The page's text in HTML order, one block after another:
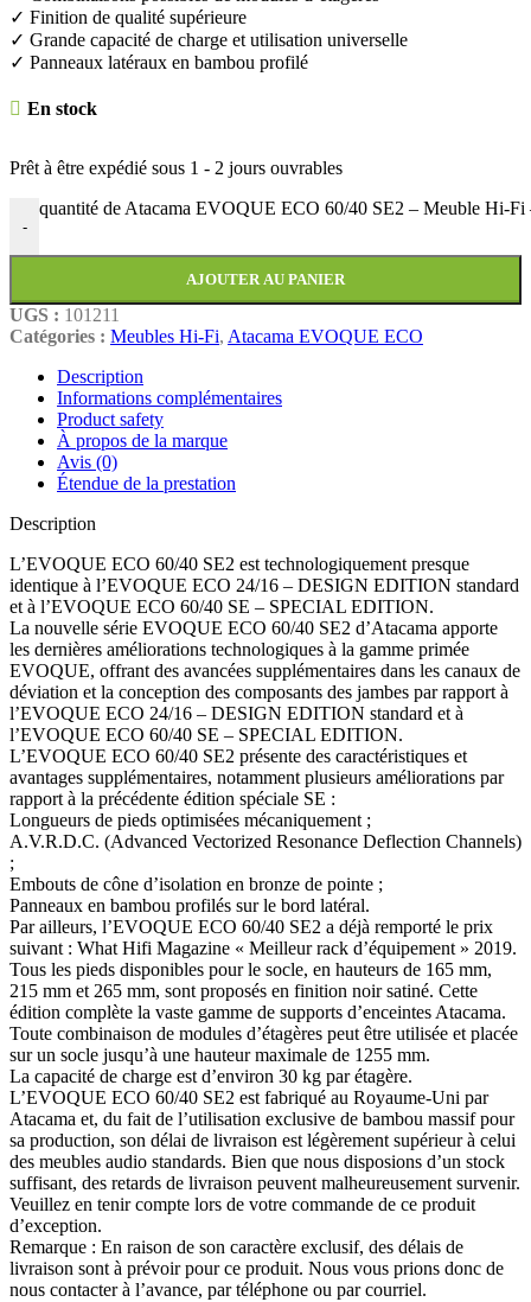
✓ Finition de qualité supérieure
✓ Grande capacité de charge et utilisation universelle
✓ Panneaux latéraux en bambou profilé
En stock
Prêt à être expédié sous 1 - 2 jours ouvrables
-
quantité de Atacama EVOQUE ECO 60/40 SE2 – Meuble Hi-Fi
AJOUTER AU PANIER
UGS : 101211
Catégories : Meubles Hi-Fi, Atacama EVOQUE ECO
Description
Informations complémentaires
Product safety
À propos de la marque
Avis (0)
Étendue de la prestation
Description
L’EVOQUE ECO 60/40 SE2 est technologiquement presque
identique à l’EVOQUE ECO 24/16 – DESIGN EDITION standard
et à l’EVOQUE ECO 60/40 SE – SPECIAL EDITION.
La nouvelle série EVOQUE ECO 60/40 SE2 d’Atacama apporte
les dernières améliorations technologiques à la gamme primée
EVOQUE, offrant des avancées supplémentaires dans les canaux de
déviation et la conception des composants des jambes par rapport à
l’EVOQUE ECO 24/16 – DESIGN EDITION standard et à
l’EVOQUE ECO 60/40 SE – SPECIAL EDITION.
L’EVOQUE ECO 60/40 SE2 présente des caractéristiques et
avantages supplémentaires, notamment plusieurs améliorations par
rapport à la précédente édition spéciale SE :
Longueurs de pieds optimisées mécaniquement ;
A.V.R.D.C. (Advanced Vectorized Resonance Deflection Channels)
;
Embouts de cône d’isolation en bronze de pointe ;
Panneaux en bambou profilés sur le bord latéral.
Par ailleurs, l’EVOQUE ECO 60/40 SE2 a déjà remporté le prix
suivant : What Hifi Magazine « Meilleur rack d’équipement » 2019.
Tous les pieds disponibles pour le socle, en hauteurs de 165 mm,
215 mm et 265 mm, sont proposés en finition noir satiné. Cette
édition complète la vaste gamme de supports d’enceintes Atacama.
Toute combinaison de modules d’étagères peut être utilisée et placée
sur un socle jusqu’à une hauteur maximale de 1255 mm.
La capacité de charge est d’environ 30 kg par étagère.
L’EVOQUE ECO 60/40 SE2 est fabriqué au Royaume-Uni par
Atacama et, du fait de l’utilisation exclusive de bambou massif pour
sa production, son délai de livraison est légèrement supérieur à celui
des meubles audio standards. Bien que nous disposions d’un stock
suffisant, des retards de livraison peuvent malheureusement survenir.
Veuillez en tenir compte lors de votre commande de ce produit
d’exception.
Remarque : En raison de son caractère exclusif, des délais de
livraison sont à prévoir pour ce produit. Nous vous prions donc de
nous contacter à l’avance, par téléphone ou par courriel.